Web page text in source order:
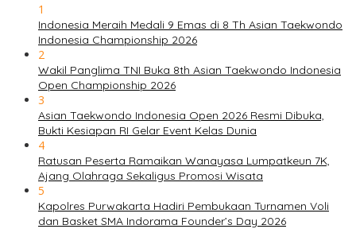
1
Indonesia Meraih Medali 9 Emas di 8 Th Asian Taekwondo
Indonesia Championship 2026
2
Wakil Panglima TNI Buka 8th Asian Taekwondo Indonesia
Open Championship 2026
3
Asian Taekwondo Indonesia Open 2026 Resmi Dibuka,
Bukti Kesiapan RI Gelar Event Kelas Dunia
4
Ratusan Peserta Ramaikan Wanayasa Lumpatkeun 7K,
Ajang Olahraga Sekaligus Promosi Wisata
5
Kapolres Purwakarta Hadiri Pembukaan Turnamen Voli
dan Basket SMA Indorama Founder’s Day 2026